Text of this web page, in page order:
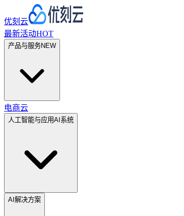
优刻云
最新活动HOT
产品与服务NEW
电商云
人工智能与应用AI系统
AI解决方案